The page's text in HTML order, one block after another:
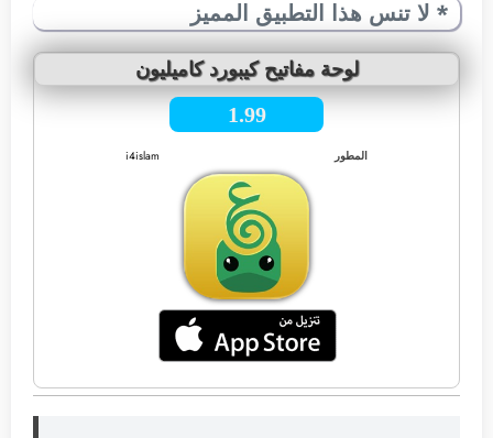
* لا تنس هذا التطبيق المميز
لوحة مفاتيح كيبورد كاميليون
1.99
المطور i4islam